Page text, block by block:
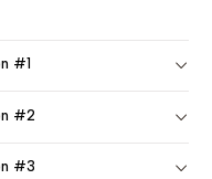
#1
#2
#3